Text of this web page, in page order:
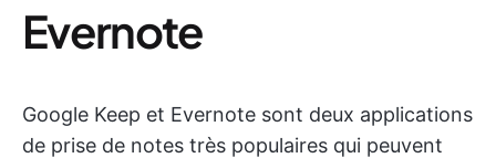
Evernote
Google Keep et Evernote sont deux applications
de prise de notes très populaires qui peuvent